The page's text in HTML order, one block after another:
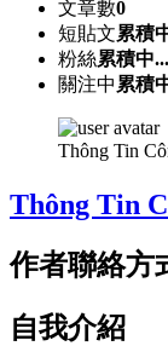
文章數0
短貼文累積
粉絲累積中...
關注中 累積
Thông Tin
Thông Tin
作者聯絡方
自我介紹